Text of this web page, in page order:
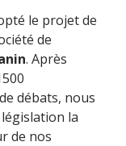
le projet de
de
. Après
débats, nous
la
de nos